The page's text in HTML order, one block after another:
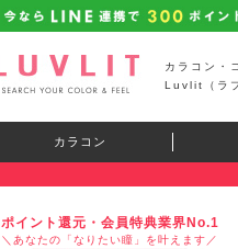
カラコン・
Luvlit（ラ
カラコン
ポイント還元・会員特典業界No.1
＼あなたの「なりたい瞳」を叶えます／